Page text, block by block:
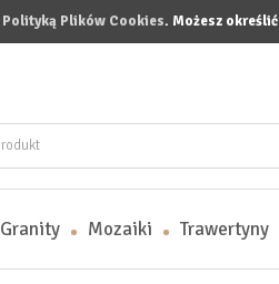
Polityką Plików Cookies. Możesz
Granity Mozaiki Trawertyny